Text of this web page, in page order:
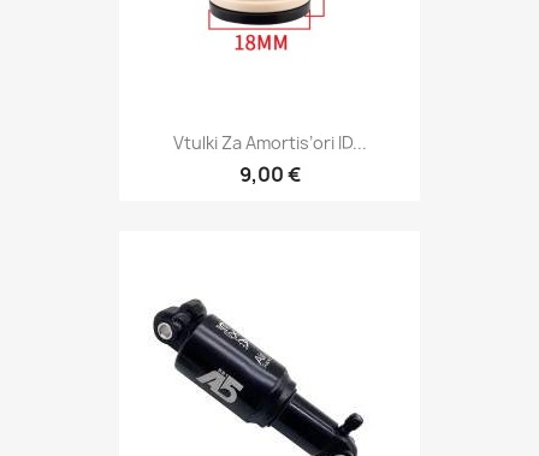
Vtulki Za Amortis’ori ID...
9,00 €